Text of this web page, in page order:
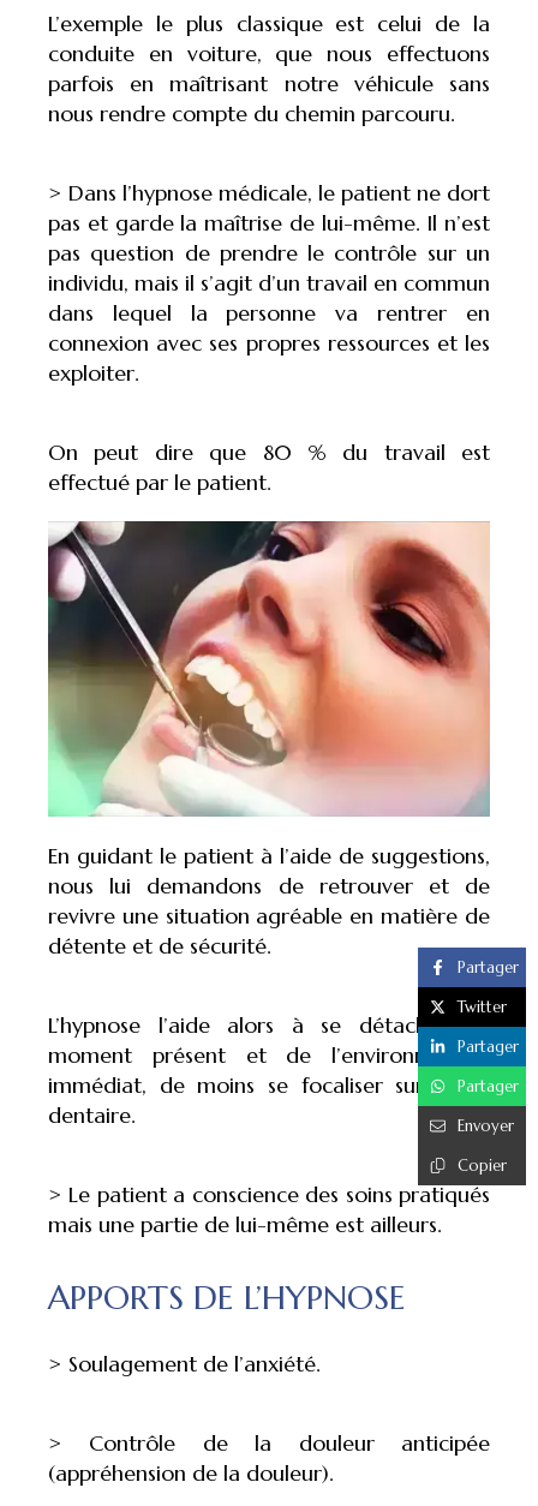
L’exemple le plus classique est celui de la
conduite en voiture, que nous effectuons
parfois en maîtrisant notre véhicule sans
nous rendre compte du chemin parcouru.
> Dans l’hypnose médicale, le patient ne dort
pas et garde la maîtrise de lui-même. Il n’est
pas question de prendre le contrôle sur un
individu, mais il s’agit d’un travail en commun
dans lequel la personne va rentrer en
connexion avec ses propres ressources et les
exploiter.
On peut dire que 80 % du travail est
effectué par le patient.
En guidant le patient à l’aide de suggestions,
nous lui demandons de retrouver et de
revivre une situation agréable en matière de
détente et de sécurité.
L’hypnose l’aide alors à se détacher du
moment présent et de l’environnement
immédiat, de moins se focaliser sur l’acte
dentaire.
> Le patient a conscience des soins pratiqués
mais une partie de lui-même est ailleurs.
APPORTS DE L’HYPNOSE
> Soulagement de l’anxiété.
> Contrôle de la douleur anticipée
(appréhension de la douleur).
Partager
Twitter
Partager
Partager
Envoyer
Copier